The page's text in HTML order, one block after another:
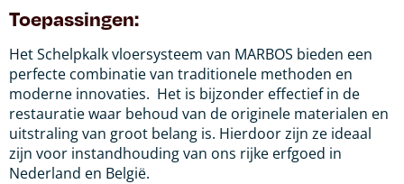
Toepassingen:
Het Schelpkalk vloersysteem van MARBOS bieden een
perfecte combinatie van traditionele methoden en
moderne innovaties. Het is bijzonder effectief in de
restauratie waar behoud van de originele materialen en
uitstraling van groot belang is. Hierdoor zijn ze ideaal
zijn voor instandhouding van ons rijke erfgoed in
Nederland en België.